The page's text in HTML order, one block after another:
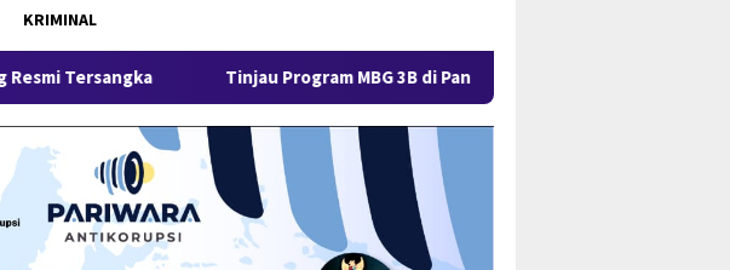
KRIMINAL
Tinjau Program MBG 3B di Pangkalpinang, Gubernur Hidayat Tekankan Mutu